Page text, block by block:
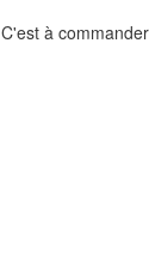
C'est à